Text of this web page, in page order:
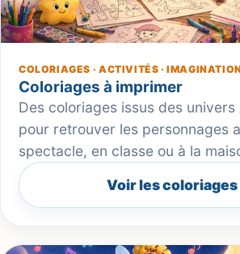
COLORIAGES · ACTIVITÉS ·
Coloriages à imprimer
Des coloriages issus des univers
pour retrouver les personnages
spectacle, en classe ou à la
Voir les coloriages